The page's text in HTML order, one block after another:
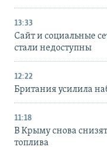
13:33
Сайт и социальные
стали недоступны
12:22
Британия усилила
11:18
В Крыму снова
топлива